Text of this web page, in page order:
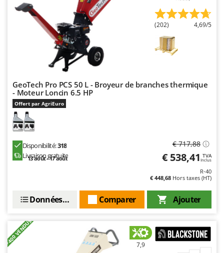
Master
Mastercook
Masterpro
McCulloch
Michelin
Mille
Minox
Mockmill
More than chef
MOSA
MTD
N
New O.M.R.A.
(202) 4,69/5
GeoTech Pro PCS 50 L - Broyeur de branches thermique
- Moteur Loncin 6.5 HP
Offert par AgriEuro
Disponibilité:318
Livraison gratuite
13 août - 17 août
€ 717,88
€ 538,41 TVA
Inclus
R-40
€ 448,68 Hors taxes (HT)
Ajouter
Comparer
Données techniques
+400 VENDUS 7,9